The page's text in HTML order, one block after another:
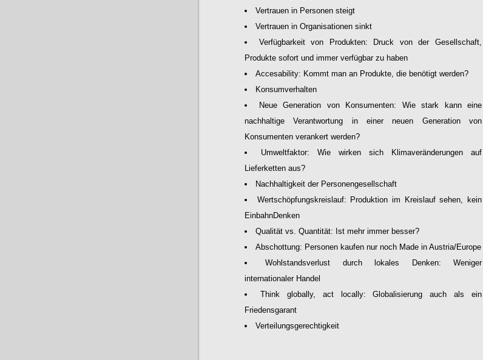
Vertrauen in Personen steigt
Vertrauen in Organisationen sinkt
Verfügbarkeit von Produkten: Druck von der Gesellschaft,
Produkte sofort und immer verfügbar zu haben
Accesability: Kommt man an Produkte, die benötigt werden?
Konsumverhalten
Neue Generation von Konsumenten: Wie stark kann eine
nachhaltige Verantwortung in einer neuen Generation von
Konsumenten verankert werden?
Umweltfaktor: Wie wirken sich Klimaveränderungen auf
Lieferketten aus?
Nachhaltigkeit der Personengesellschaft
Wertschöpfungskreislauf: Produktion im Kreislauf sehen, kein
EinbahnDenken
Qualität vs. Quantität: Ist mehr immer besser?
Abschottung: Personen kaufen nur noch Made in Austria/Europe
Wohlstandsverlust durch lokales Denken: Weniger
internationaler Handel
Think globally, act locally: Globalisierung auch als ein
Friedensgarant
Verteilungsgerechtigkeit